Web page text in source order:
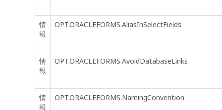
情
報
OPT.ORACLEFORMS.AliasInSelectFields
情
報
OPT.ORACLEFORMS.AvoidDatabaseLinks
情
報
OPT.ORACLEFORMS.NamingConvention